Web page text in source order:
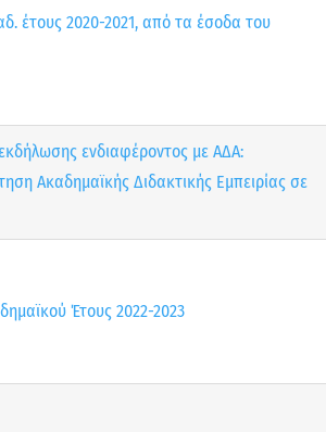
έτους 2020-2021, από τα έσοδα του
ενδιαφέροντος με ΑΔΑ:
Ακαδημαϊκής Διδακτικής Εμπειρίας σε
Έτους 2022-2023